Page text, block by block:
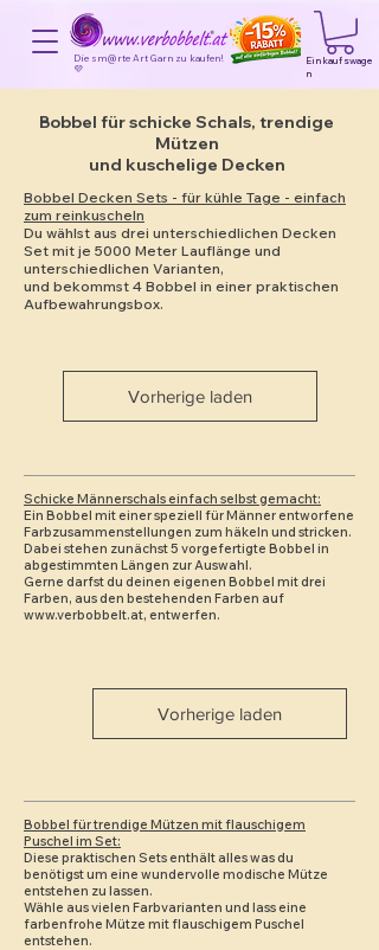
Die sm@rte Art Garn zu kaufen!
💜
Einkaufswage
n
Bobbel für schicke Schals, trendige
Mützen
und kuschelige Decken
Bobbel Decken Sets - für kühle Tage - einfach
zum reinkuscheln
Du wählst aus drei unterschiedlichen Decken
Set mit je 5000 Meter Lauflänge und
unterschiedlichen Varianten,
und bekommst 4 Bobbel in einer praktischen
Aufbewahrungsbox.
Vorherige laden
Schicke Männerschals einfach selbst gemacht:
Ein Bobbel mit einer speziell für Männer entworfene
Farbzusammenstellungen zum häkeln und stricken.
Dabei stehen zunächst 5 vorgefertigte Bobbel in
abgestimmten Längen zur Auswahl.
Gerne darfst du deinen eigenen Bobbel mit drei
Farben, aus den bestehenden Farben auf
www.verbobbelt.at, entwerfen.
Vorherige laden
Bobbel für trendige Mützen mit flauschigem
Puschel im Set:
Diese praktischen Sets enthält alles was du
benötigst um eine wundervolle modische Mütze
entstehen zu lassen.
Wähle aus vielen Farbvarianten und lass eine
farbenfrohe Mütze mit flauschigem Puschel
entstehen.